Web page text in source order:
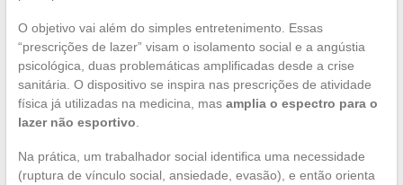
O objetivo vai além do simples entretenimento. Essas
“prescrições de lazer” visam o isolamento social e a angústia
psicológica, duas problemáticas amplificadas desde a crise
sanitária. O dispositivo se inspira nas prescrições de atividade
física já utilizadas na medicina, mas amplia o espectro para o
lazer não esportivo
Na prática, um trabalhador social identifica uma necessidade
(ruptura de vínculo social, ansiedade, evasão), e então orienta